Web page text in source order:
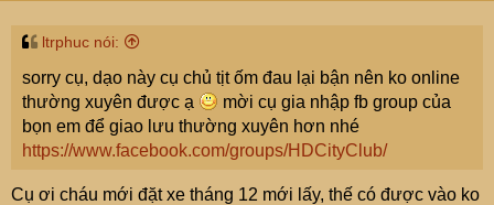
ltrphuc nói:
sorry cụ, dạo này cụ chủ tịt ốm đau lại bận nên ko online
thường xuyên được ạ
mời cụ gia nhập fb group của
bọn em để giao lưu thường xuyên hơn nhé
https://www.facebook.com/groups/HDCityClub/
Cụ ơi cháu mới đặt xe tháng 12 mới lấy, thế có được vào ko